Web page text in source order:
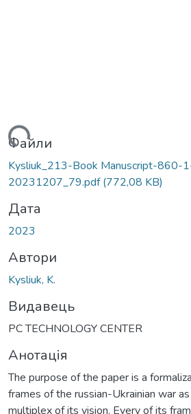
Файли
Kysliuk_213-Book Manuscript-860-
20231207_79.pdf(772,08 KB)
Дата
2023
Автори
Kysliuk, K.
Видавець
PC TECHNOLOGY CENTER
Анотація
The purpose of the paper is a
frames of the russian-Ukrainian war
multiplex of its vision. Every of its